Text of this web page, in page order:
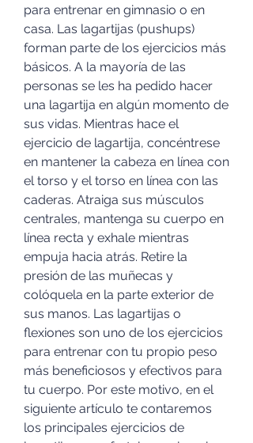
para entrenar en gimnasio o en
casa. Las lagartijas (pushups)
forman parte de los ejercicios más
básicos. A la mayoría de las
personas se les ha pedido hacer
una lagartija en algún momento de
sus vidas. Mientras hace el
ejercicio de lagartija, concéntrese
en mantener la cabeza en línea con
el torso y el torso en línea con las
caderas. Atraiga sus músculos
centrales, mantenga su cuerpo en
línea recta y exhale mientras
empuja hacia atrás. Retire la
presión de las muñecas y
colóquela en la parte exterior de
sus manos. Las lagartijas o
flexiones son uno de los ejercicios
para entrenar con tu propio peso
más beneficiosos y efectivos para
tu cuerpo. Por este motivo, en el
siguiente artículo te contaremos
los principales ejercicios de